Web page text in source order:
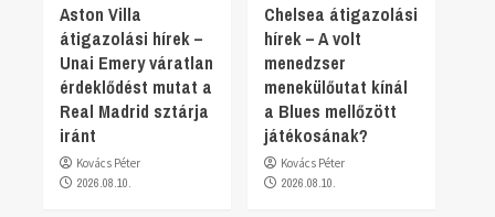
Aston Villa
átigazolási hírek –
Unai Emery váratlan
érdeklődést mutat a
Real Madrid sztárja
iránt
Kovács Péter
2026.08.10.
Chelsea átigazolási
hírek – A volt
menedzser
menekülőutat kínál
a Blues mellőzött
játékosának?
Kovács Péter
2026.08.10.